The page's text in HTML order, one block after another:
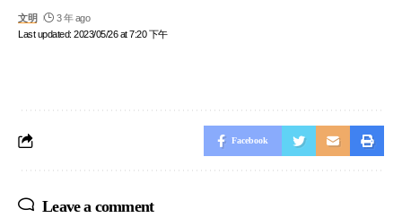
Last updated: 2023/05/26 at 7:20 下午
文明 3 年 ago
Facebook
Leave a comment